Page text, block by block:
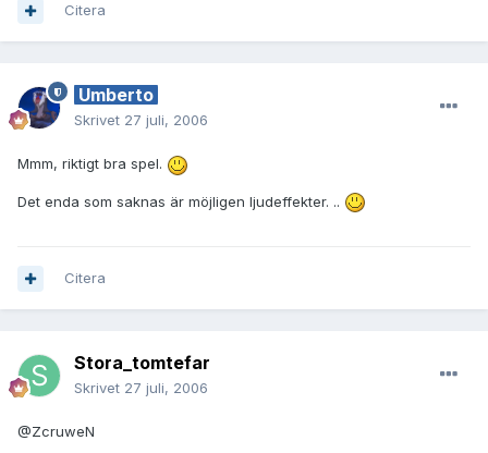
Citera
Umberto
Skrivet 27 juli, 2006
Mmm, riktigt bra spel.
Det enda som saknas är möjligen ljudeffekter. ..
Citera
Stora_tomtefar
Skrivet 27 juli, 2006
@ZcruweN